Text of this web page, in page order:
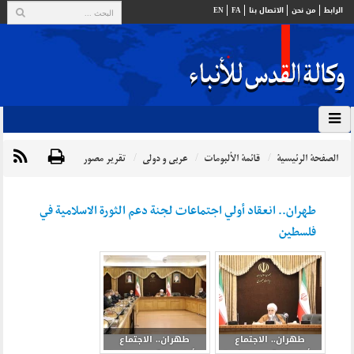
الرابط من نحن الاتصال بنا FA
EN
الصفحة الرئيسية قائمة الألبومات عربي و دولي تقرير مصور
طهران.. انعقاد أولي اجتماعات لجنة دعم الثورة الاسلامية في
فلسطين
طهران.. الاجتماع
طهران.. الاجتماع